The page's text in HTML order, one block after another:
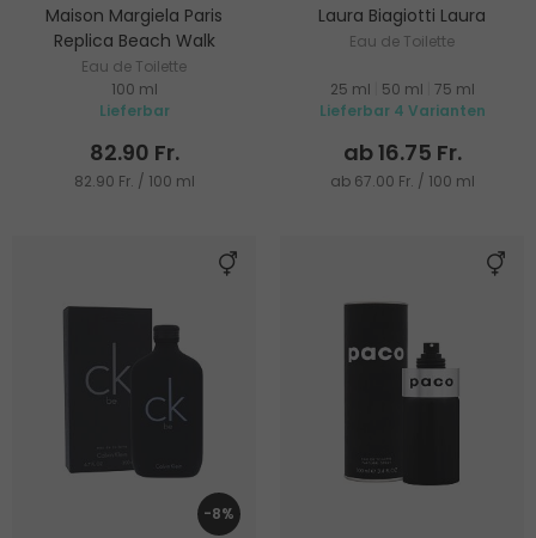
Maison Margiela Paris
Replica Beach Walk
Eau de Toilette
100 ml
Lieferbar
82.90 Fr.
82.90 Fr. / 100 ml
Laura Biagiotti Laura
Eau de Toilette
25 ml 50 ml 75 ml
Lieferbar 4 Varianten
ab 16.75 Fr.
ab 67.00 Fr. / 100 ml
-8%